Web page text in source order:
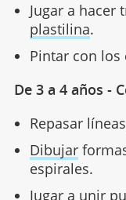
Jugar a hacer
plastilina.
Pintar con los
De 3 a 4 años -
Repasar
Dibujar
espirales.
Jugar a unir